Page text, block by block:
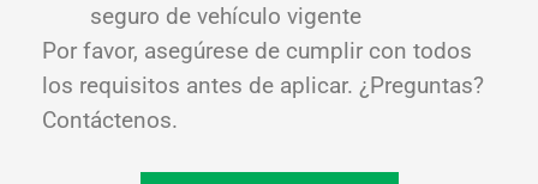
seguro de vehículo vigente
Por favor, asegúrese de cumplir con todos
los requisitos antes de aplicar. ¿Preguntas?
Contáctenos.